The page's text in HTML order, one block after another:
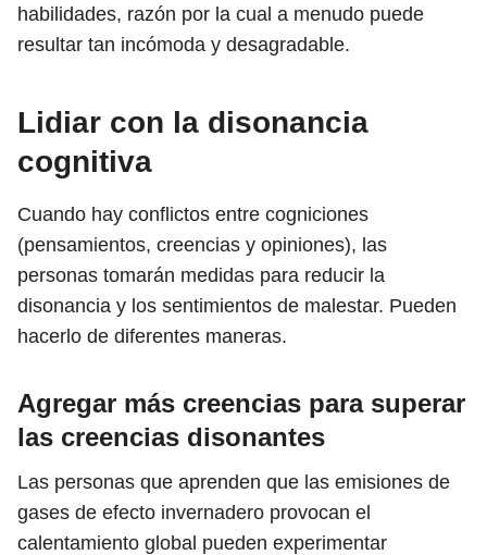
habilidades, razón por la cual a menudo puede
resultar tan incómoda y desagradable.
Lidiar con la disonancia
cognitiva
Cuando hay conflictos entre cogniciones
(pensamientos, creencias y opiniones), las
personas tomarán medidas para reducir la
disonancia y los sentimientos de malestar. Pueden
hacerlo de diferentes maneras.
Agregar más creencias para superar
las creencias disonantes
Las personas que aprenden que las emisiones de
gases de efecto invernadero provocan el
calentamiento global pueden experimentar